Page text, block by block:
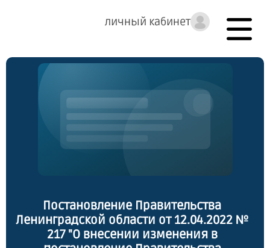
личный кабинет
Постановление Правительства
Ленинградской области от 12.04.2022 №
217 "О внесении изменения в